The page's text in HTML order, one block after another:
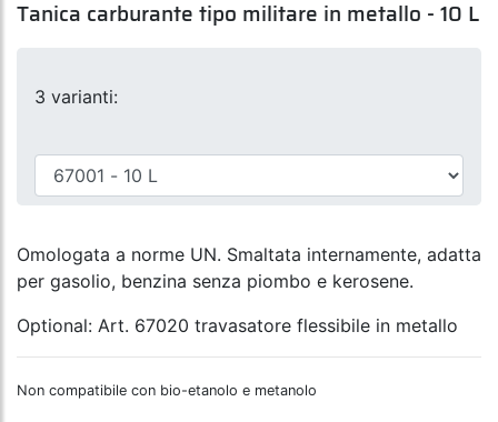
Tanica carburante tipo militare in metallo - 10 L
3 varianti:
Omologata a norme UN. Smaltata internamente, adatta
per gasolio, benzina senza piombo e kerosene.
Optional: Art. 67020 travasatore flessibile in metallo
Non compatibile con bio-etanolo e metanolo